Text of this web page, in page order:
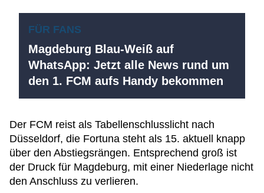
FÜR FANS
Magdeburg Blau-Weiß auf
WhatsApp: Jetzt alle News rund um
den 1. FCM aufs Handy bekommen
Der FCM reist als Tabellenschlusslicht nach
Düsseldorf, die Fortuna steht als 15. aktuell knapp
über den Abstiegsrängen. Entsprechend groß ist
der Druck für Magdeburg, mit einer Niederlage nicht
den Anschluss zu verlieren.